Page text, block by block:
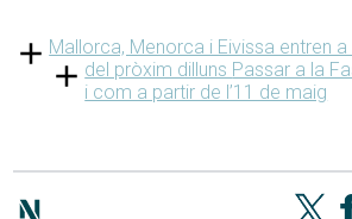
Mallorca, Menorca i Eivissa entren
del pròxim dilluns Passar a la
i com a partir de l’11 de maig